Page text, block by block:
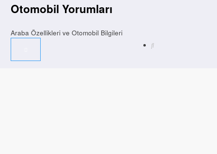
Otomobil Yorumları
Araba Özellikleri ve Otomobil Bilgileri